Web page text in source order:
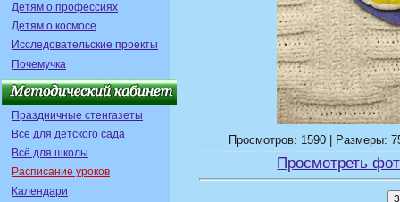
Детям о профессиях
Детям о космосе
Исследовательские проекты
Почемучка
Праздничные стенгазеты
Всё для детского сада
Всё для школы
Расписание уроков
Календари
Просмотров: 1590 | Размеры:
Просмотреть